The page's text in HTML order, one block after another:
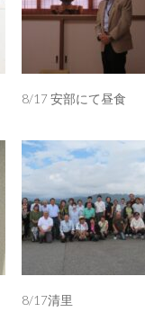
8/17 安部にて昼食
8/17清里